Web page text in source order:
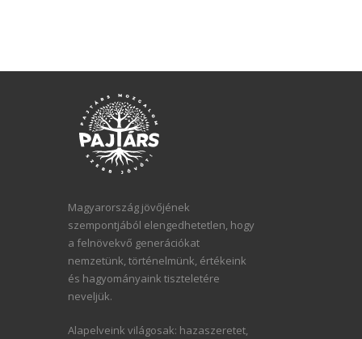
Magyarország jövőjének
szempontjából elengedhetetlen, hogy
a felnövekvő generációkat
nemzetünk, történelmünk, értékeink
és hagyományaink tiszteletére
neveljük.
Alapelveink világosak: hazaszeretet,